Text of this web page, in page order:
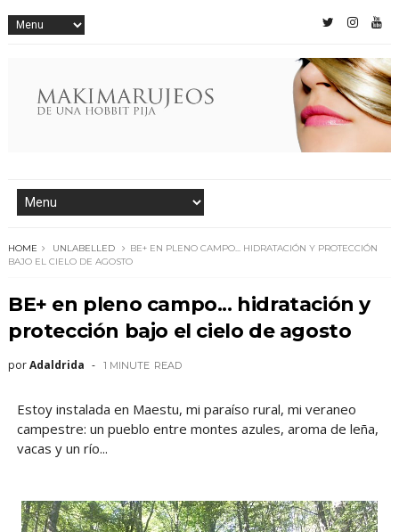
HOME UNLABELLED
BE+ EN PLENO CAMPO... HIDRATACIÓN Y PROTECCIÓN
BAJO EL CIELO DE AGOSTO
BE+ en pleno campo... hidratación y
protección bajo el cielo de agosto
porAdaldrida 1 MINUTE READ
Estoy instalada en Maestu, mi paraíso rural, mi veraneo
campestre: un pueblo entre montes azules, aroma de leña,
vacas y un río...